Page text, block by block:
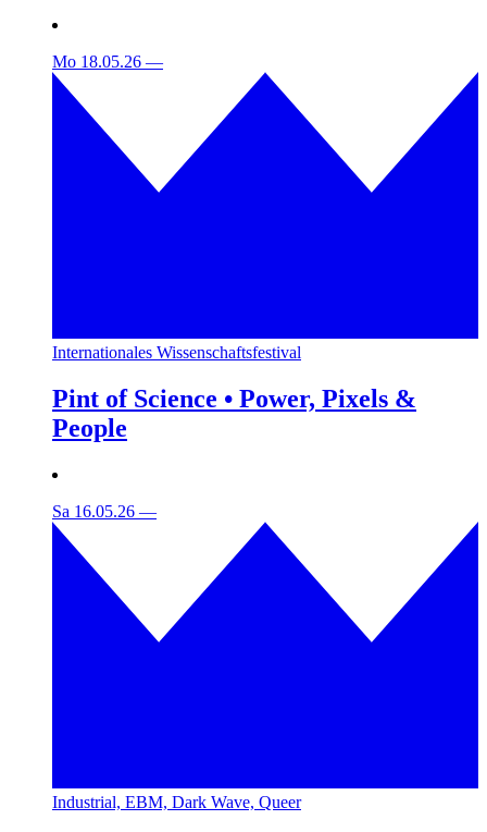
Mo 18.05.26 —
Internationales Wissenschaftsfestival
Pint of Science • Power, Pixels &
People
Sa 16.05.26 —
Industrial, EBM, Dark Wave, Queer